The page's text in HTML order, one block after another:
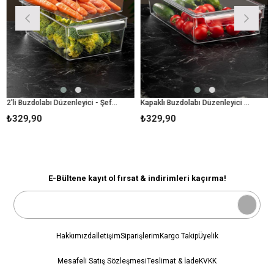
2'li Buzdolabı Düzenleyici - Şeffaf Buzdolabı İçi Düzenleyici Organizer
₺329,90 ₺329,90
E-Bültene kayıt ol fırsat & indirimleri kaçırma!
HakkımızdaİletişimSiparişlerimKargo TakipÜyelik
Mesafeli Satış SözleşmesiTeslimat & İadeKVKK